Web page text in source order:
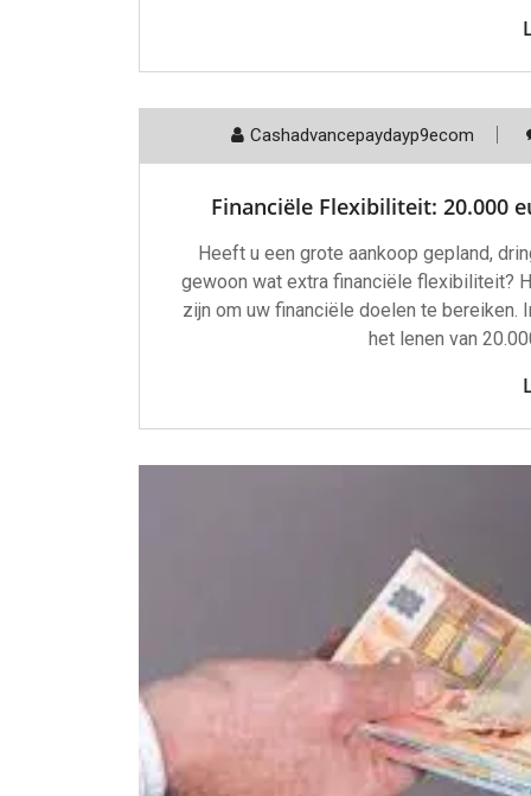
Cashadvancepaydayp9ecom
Financiële Flexibiliteit: 20.000
Heeft u een grote aankoop gepland,
gewoon wat extra financiële flexibiliteit?
zijn om uw financiële doelen te
het lenen van